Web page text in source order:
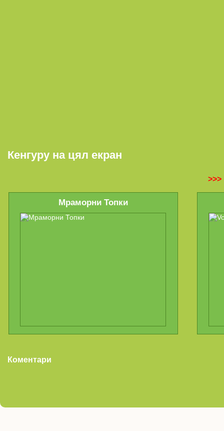
Кенгуру на цял екран
Мраморни Топки
Коментари